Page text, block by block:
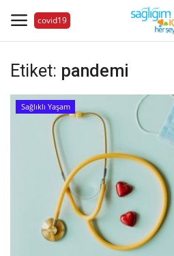
covid19
Hastalıklar
Aile Sağlığı
Bize Ulaşın
Sağlık Haberleri
Etiket: pandemi
Sağlıklı Yaşam